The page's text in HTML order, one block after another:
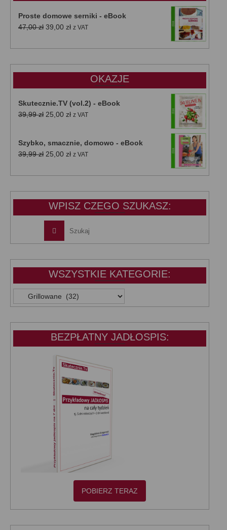
Proste domowe serniki - eBook
47,00zł Pierwotna
wynosiła:
39,00 złAktualna
wynosi:
z VAT
OKAZJE
Skutecznie.TV (vol.2) - eBook
39,99zł Pierwotna
39,99 zł.
25,00 złAktualna
25,00 zł.
z VAT
Szybko, smacznie, domowo - eBook
39,99zł Pierwotna
wynosiła:
25,00 złAktualna
wynosi:
z VAT
WPISZ CZEGO SZUKASZ:
WSZYSTKIE KATEGORIE:
WSZYSTKIE
KATEGORIE:
BEZPŁATNY JADŁOSPIS:
POBIERZ TERAZ